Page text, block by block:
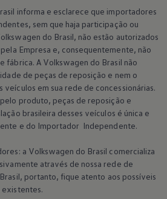
de Sustentabilidade 2025
de Sustentabilidade 2024
Linked Loan
Níveis de Ruído Estático
de Sustentabilidade VW |
VW
Privacidade
Cookies
informa e esclarece que importadores
sem que haja participação ou
do Brasil, não estão autorizados
Empresa e, consequentemente, não
fábrica. A Volkswagen do Brasil não
de peças de reposição e nem o
veículos em sua rede de concessionárias.
produto, peças de reposição e
brasileira desses veículos é única e
e do Importador Independente.
a Volkswagen do Brasil comercializa
através de nossa rede de
portanto, fique atento aos possíveis
existentes.